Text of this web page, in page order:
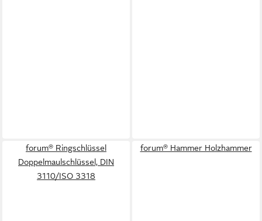
forum® Ringschlüssel
Doppelmaulschlüssel, DIN
3110/ISO 3318
forum® Hammer Holzhammer